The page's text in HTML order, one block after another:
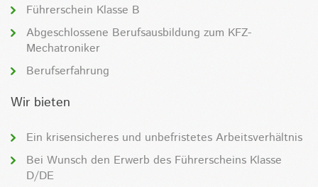
Führerschein Klasse B
Abgeschlossene Berufsausbildung zum KFZ-
Mechatroniker
Berufserfahrung
Wir bieten
Ein krisensicheres und unbefristetes Arbeitsverhältnis
Bei Wunsch den Erwerb des Führerscheins Klasse
D/DE